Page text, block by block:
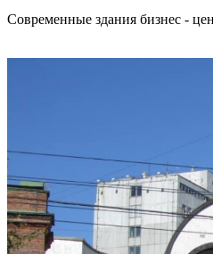
Современные здания бизнес -